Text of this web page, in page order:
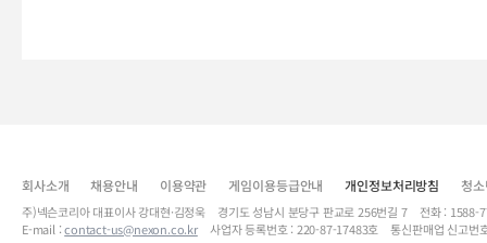
회사소개 채용안내 이용약관 게임이용등급안내 개인정보처리방침 청
주)넥슨코리아 대표이사 강대현·김정욱 경기도 성남시 분당구 판교로 256번길 7 전화 :
E-mail :contact-us@nexon.co.kr사업자 등록번호 : 220-87-17483호 통신판매업 신고번